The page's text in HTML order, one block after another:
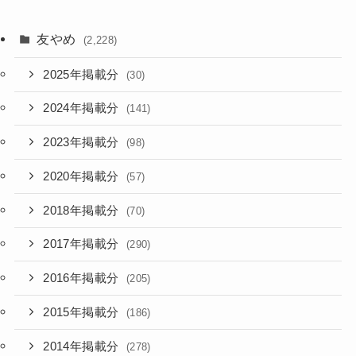
友やめ (2,228)
2025年掲載分 (30)
2024年掲載分 (141)
2023年掲載分 (98)
2020年掲載分 (57)
2018年掲載分 (70)
2017年掲載分 (290)
2016年掲載分 (205)
2015年掲載分 (186)
2014年掲載分 (278)